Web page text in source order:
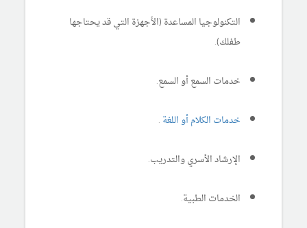
التكنولوجيا المساعدة (الأجهزة التي قد يحتاجها
طفلك).
خدمات السمع أو السمع.
خدمات الكلام أو اللغة .
الإرشاد الأسري والتدريب.
الخدمات الطبية.